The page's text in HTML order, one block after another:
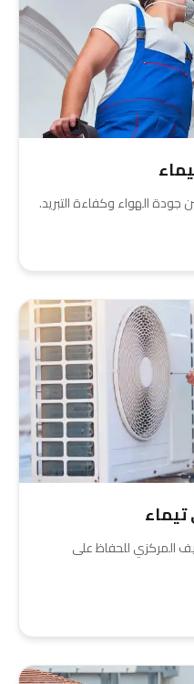
جودة الهواء وكفاءة التبريد.
المركزي للحفاظ على